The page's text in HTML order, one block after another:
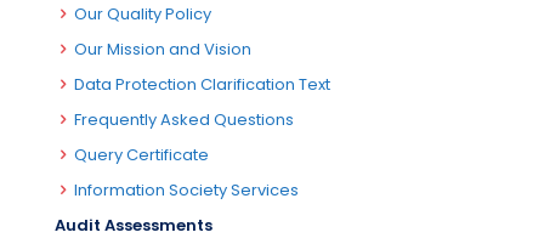
Our Quality Policy
Our Mission and Vision
Data Protection Clarification Text
Frequently Asked Questions
Query Certificate
Information Society Services
Audit Assessments